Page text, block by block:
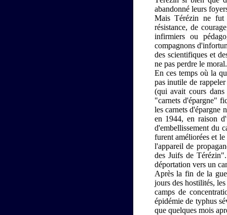
abandonné leurs
Mais Térézin ne fut
résistance, de
infirmiers ou
compagnons
des scientifiques et
ne pas perdre le moral.
En ces temps où la
pas inutile de
(qui avait cours
"carnets d'épargne"
les carnets d'épargne
en 1944, en raison
d'embellissement du
furent améliorées et
l'appareil de
des Juifs de
déportation vers un
Après la fin de la
jours des hostilités,
camps de
épidémie de typhus
que quelques mois